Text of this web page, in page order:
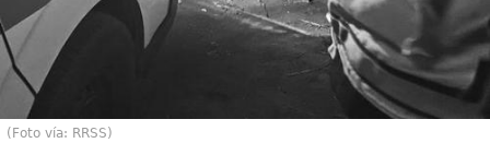
(Foto vía: RRSS)